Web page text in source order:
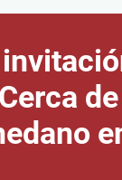
de